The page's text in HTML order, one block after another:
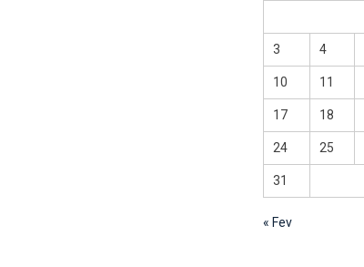
3 4
10 11
17 18
24 25
31
« Fev